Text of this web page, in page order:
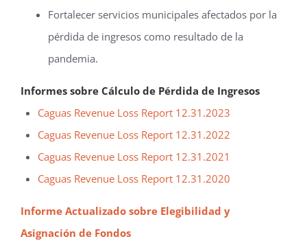
Fortalecer servicios municipales afectados por la
pérdida de ingresos como resultado de la
pandemia.
Informes sobre Cálculo de Pérdida de Ingresos
Caguas Revenue Loss Report 12.31.2023
Caguas Revenue Loss Report 12.31.2022
Caguas Revenue Loss Report 12.31.2021
Caguas Revenue Loss Report 12.31.2020
Informe Actualizado sobre Elegibilidad y
Asignación de Fondos